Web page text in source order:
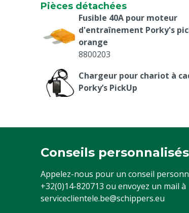
Pièces détachées
Fusible 40A pour moteur
d'entraînement Porky's
orange
8800203
Chargeur pour chariot à
Porky’s PickUp
8808014
Conseils personnalisés
Appelez-nous pour un conseil
+32(0)14-820713 ou envoyez un mail à
serviceclientele.be@schippers.eu